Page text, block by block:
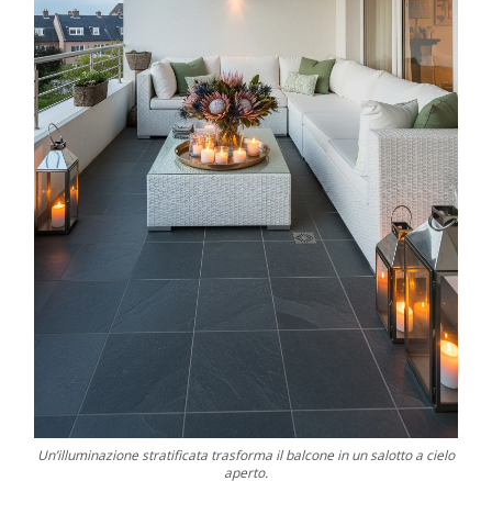
Un’illuminazione stratificata trasforma il balcone in un salotto a cielo
aperto.